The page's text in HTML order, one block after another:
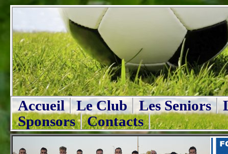
Accueil Le Club Les Seniors
Sponsors
Contacts